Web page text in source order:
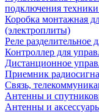
подключения техники
Коробка монтажная
(электроплиты)
Реле разделительное
Контроллер для
Дистанционное
Приемник
Связь,
Антенны и
Антенны и